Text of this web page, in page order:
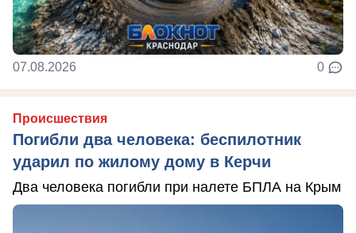
07.08.2026 0
Происшествия
Погибли два человека: беспилотник
ударил по жилому дому в Керчи
Два человека погибли при налете БПЛА на Крым